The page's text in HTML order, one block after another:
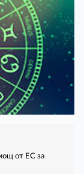
от ЕС за